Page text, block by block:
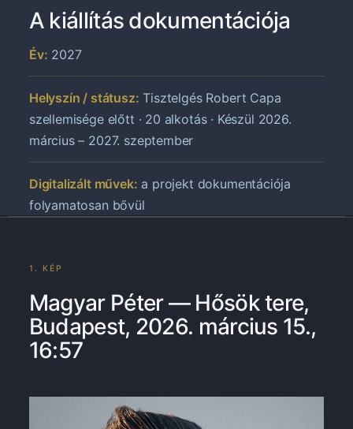
A kiállítás dokumentációja
Év: 2027
Helyszín / státusz: Tisztelgés Robert Capa
szellemisége előtt · 20 alkotás · Készül 2026.
március – 2027. szeptember
Digitalizált művek: a projekt dokumentációja
folyamatosan bővül
1. KÉP
Magyar Péter — Hősök tere,
Budapest, 2026. március 15.,
16:57